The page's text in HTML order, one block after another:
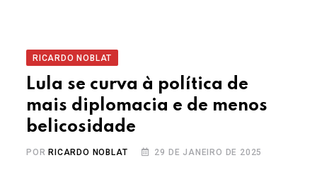
RICARDO NOBLAT
Lula se curva à política de
mais diplomacia e de menos
belicosidade
POR RICARDO NOBLAT 29 DE JANEIRO DE 2025